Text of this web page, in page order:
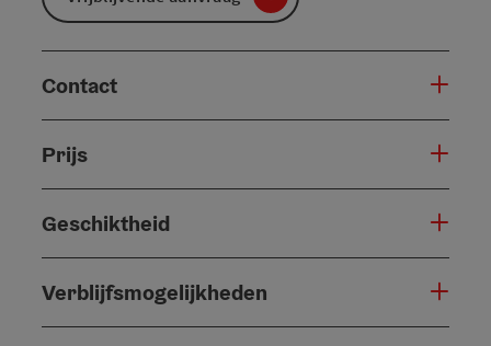
Contact
Prijs
Geschiktheid
Verblijfsmogelijkheden